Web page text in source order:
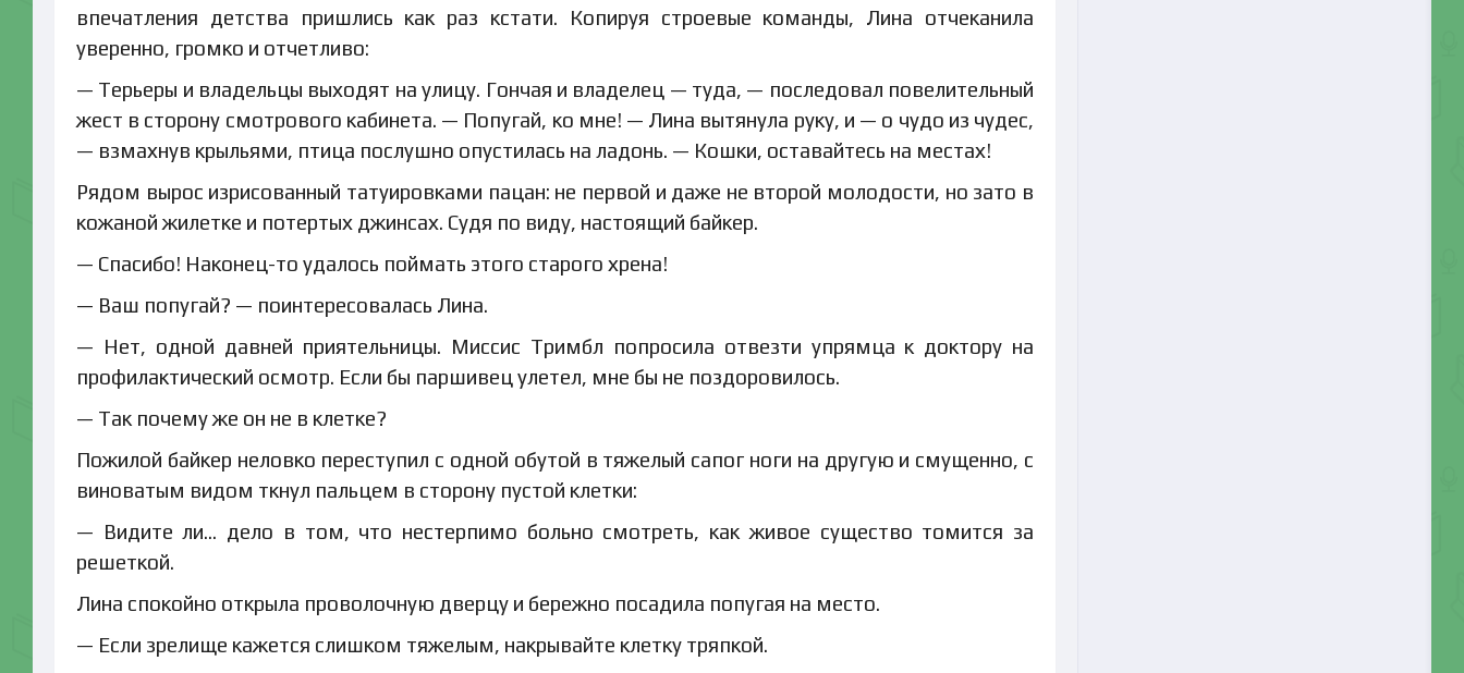
впечатления детства пришлись как раз кстати. Копируя строевые команды, Лина отчеканила
уверенно, громко и отчетливо:
— Терьеры и владельцы выходят на улицу. Гончая и владелец — туда, — последовал повелительный
жест в сторону смотрового кабинета. — Попугай, ко мне! — Лина вытянула руку, и — о чудо из чудес,
— взмахнув крыльями, птица послушно опустилась на ладонь. — Кошки, оставайтесь на местах!
Рядом вырос изрисованный татуировками пацан: не первой и даже не второй молодости, но зато в
кожаной жилетке и потертых джинсах. Судя по виду, настоящий байкер.
— Спасибо! Наконец-то удалось поймать этого старого хрена!
— Ваш попугай? — поинтересовалась Лина.
— Нет, одной давней приятельницы. Миссис Тримбл попросила отвезти упрямца к доктору на
профилактический осмотр. Если бы паршивец улетел, мне бы не поздоровилось.
— Так почему же он не в клетке?
Пожилой байкер неловко переступил с одной обутой в тяжелый сапог ноги на другую и смущенно, с
виноватым видом ткнул пальцем в сторону пустой клетки:
— Видите ли… дело в том, что нестерпимо больно смотреть, как живое существо томится за
решеткой.
Лина спокойно открыла проволочную дверцу и бережно посадила попугая на место.
— Если зрелище кажется слишком тяжелым, накрывайте клетку тряпкой.